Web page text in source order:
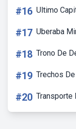
#16 Ultimo
#17 Uberaba
#18 Trono De
#19 Trechos
#20 Transporte